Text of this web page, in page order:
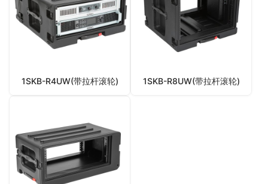
1SKB-R4UW(带拉杆滚轮) 1SKB-R8UW(带拉杆滚轮)